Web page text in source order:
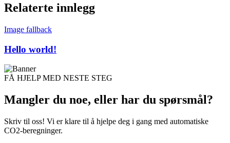
Relaterte innlegg
Image fallback
Hello world!
FÅ HJELP MED NESTE STEG
Mangler du noe, eller har du spørsmål?
Skriv til oss! Vi er klare til å hjelpe deg i gang med automatiske
CO2-beregninger.